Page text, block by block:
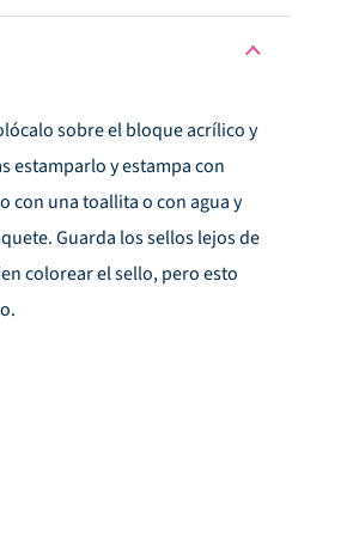
sobre el bloque acrílico y
estamparlo y estampa con
con una toallita o con agua y
Guarda los sellos lejos de
colorear el sello, pero esto